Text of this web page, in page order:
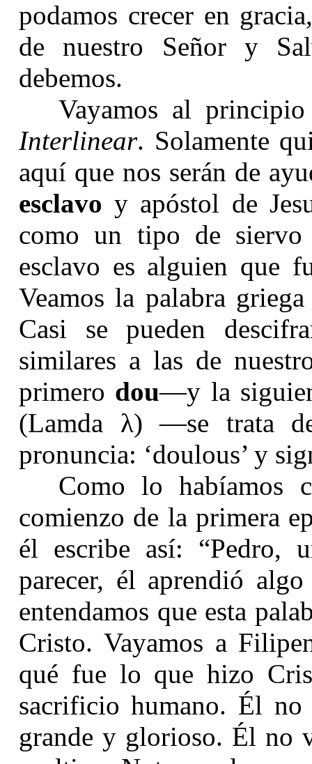
podamos crecer en
de nuestro Señor y
debemos.
Vayamos al
Interlinear. Solamente
aquí que nos serán de
esclavo y apóstol de
como un tipo de
esclavo es alguien que
Veamos la palabra
Casi se pueden
similares a las de
primero dou—y la
(Lamda λ) —se trata
pronuncia: ‘doulous’ y
Como lo habíamos
comienzo de la primera
él escribe así: “Pedro,
parecer, él aprendió
entendamos que esta
Cristo. Vayamos a
qué fue lo que hizo
sacrificio humano. Él
grande y glorioso. Él no